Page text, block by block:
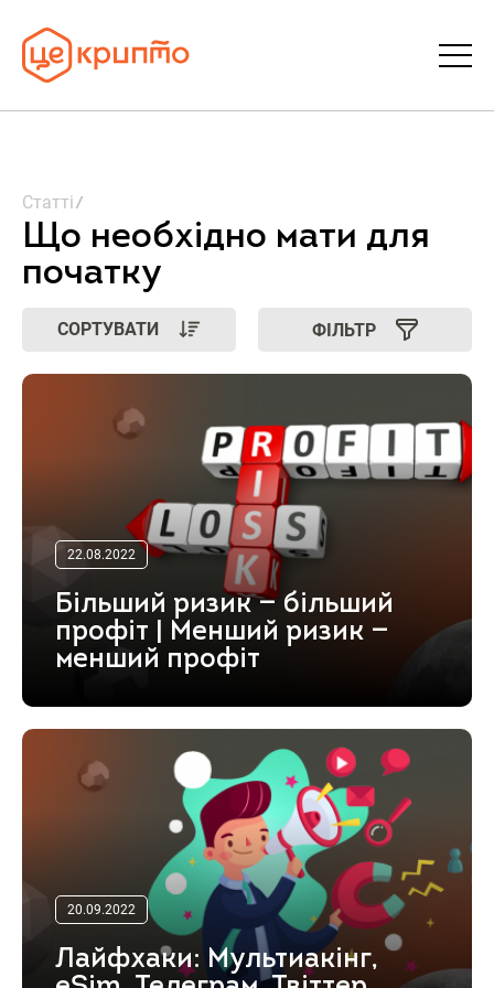
Увійти | Реєстрація
Статті
Що необхідно мати для
початку
СОРТУВАТИ ФІЛЬТР
22.08.2022
Більший ризик — більший
профіт | Менший ризик —
менший профіт
20.09.2022
Лайфхаки: Мультиакінг,